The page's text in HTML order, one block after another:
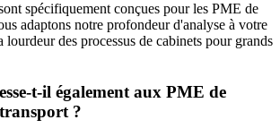
spécifiquement conçues pour les PME de
adaptons notre profondeur d'analyse à votre
lourdeur des processus de cabinets pour grands
t-il également aux PME de
?